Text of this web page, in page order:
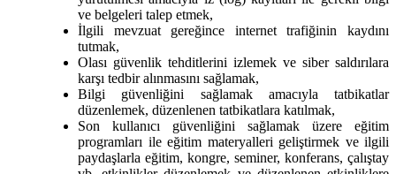
ve belgeleri talep etmek,
İlgili mevzuat gereğince internet trafiğinin kaydını
tutmak,
Olası güvenlik tehditlerini izlemek ve siber saldırılara
karşı tedbir alınmasını sağlamak,
Bilgi güvenliğini sağlamak amacıyla tatbikatlar
düzenlemek, düzenlenen tatbikatlara katılmak,
Son kullanıcı güvenliğini sağlamak üzere eğitim
programları ile eğitim materyalleri geliştirmek ve ilgili
paydaşlarla eğitim, kongre, seminer, konferans, çalıştay